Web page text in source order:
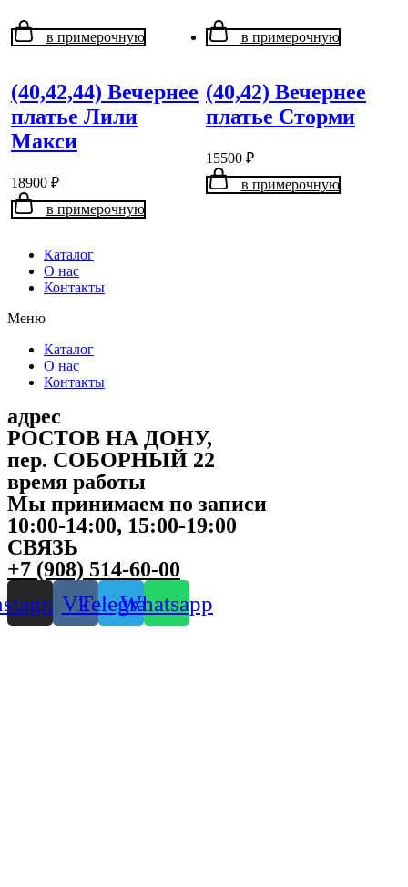
в примерочную
(40,42,44) Вечернее
платье Лили
Макси
18900 ₽
в примерочную
в примерочную
(40,42) Вечернее
платье Сторми
15500 ₽
в примерочную
Каталог
О нас
Контакты
Меню
Каталог
О нас
Контакты
адрес
РОСТОВ НА ДОНУ,
пер. СОБОРНЫЙ 22
время работы
Мы принимаем по записи
10:00-14:00, 15:00-19:00
СВЯЗЬ
+7 (908) 514-60-00
VkTelegramWhatsapp